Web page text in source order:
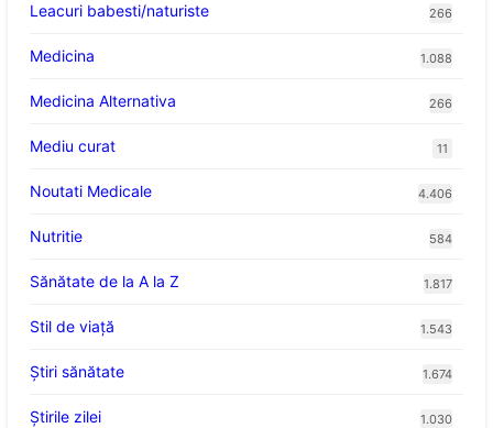
Leacuri babesti/naturiste 266
Medicina 1.088
Medicina Alternativa 266
Mediu curat 11
Noutati Medicale 4.406
Nutritie 584
Sănătate de la A la Z 1.817
Stil de viaţă 1.543
Ştiri sănătate 1.674
Știrile zilei 1.030